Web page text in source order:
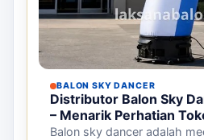
BALON SKY DANCER
Distributor Balon Sky
– Menarik Perhatian
Balon sky dancer adalah